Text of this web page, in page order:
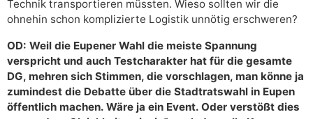
Technik transportieren müssten. Wieso sollten wir die
ohnehin schon komplizierte Logistik unnötig erschweren?
OD: Weil die Eupener Wahl die meiste Spannung
verspricht und auch Testcharakter hat für die gesamte
DG, mehren sich Stimmen, die vorschlagen, man könne ja
zumindest die Debatte über die Stadtratswahl in Eupen
öffentlich machen. Wäre ja ein Event. Oder verstößt dies